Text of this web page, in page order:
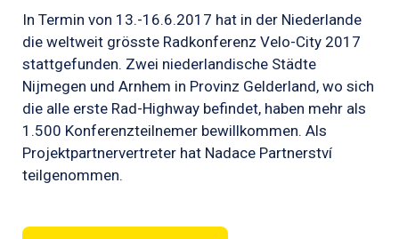
In Termin von 13.-16.6.2017 hat in der Niederlande
die weltweit grösste Radkonferenz Velo-City 2017
stattgefunden. Zwei niederlandische Städte
Nijmegen und Arnhem in Provinz Gelderland, wo sich
die alle erste Rad-Highway befindet, haben mehr als
1.500 Konferenzteilnemer bewillkommen. Als
Projektpartnervertreter hat Nadace Partnerství
teilgenommen.